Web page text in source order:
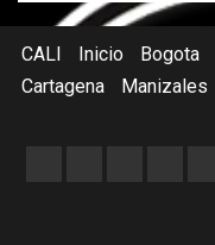
CALI Inicio Bogota
Cartagena
Manizales